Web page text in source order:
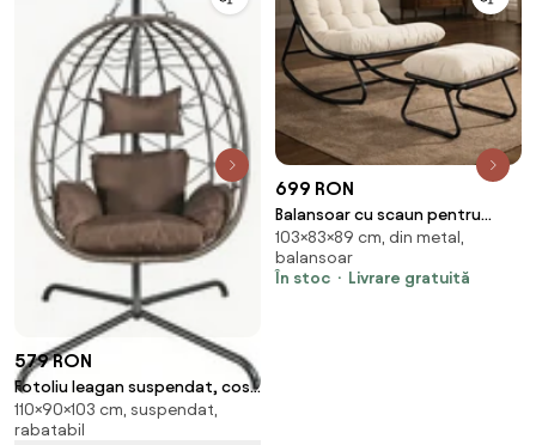
579 RON
Fotoliu leagan suspendat, cos
pliabil, perne moi, rezistent la
UV, împletitură PE ratan,
110×90×103 cm, suspendat,
rabatabil
699 RON
Balansoar cu scaun pentru
suport picioare, cadru metalic,
pentru uz interior și exterior,
rezistent până la 150 kg, Alb
103×83×89 cm, din metal,
balansoar
În stoc
Livrare gratuită